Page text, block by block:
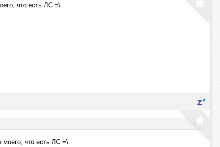
что есть ЛС =\
моего, что есть ЛС =\